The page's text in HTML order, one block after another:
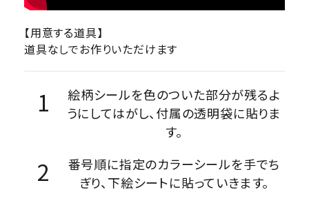
【用意する道具】
道具なしでお作りいただけます
絵柄シールを色のついた部分が残るよ
うにしてはがし、付属の透明袋に貼りま
す。
番号順に指定のカラーシールを手でち
ぎり、下絵シートに貼っていきます。